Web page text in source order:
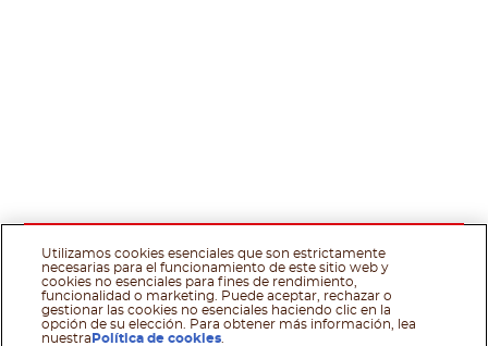
Utilizamos cookies esenciales que son estrictamente
necesarias para el funcionamiento de este sitio web y
cookies no esenciales para fines de rendimiento,
funcionalidad o marketing. Puede aceptar, rechazar o
gestionar las cookies no esenciales haciendo clic en la
opción de su elección. Para obtener más información, lea
nuestra Política de cookies